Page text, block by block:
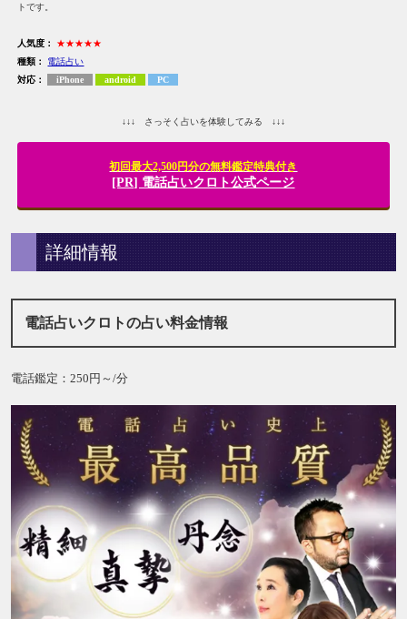
トです。
人気度：
★★★★★
種類：
電話占い
対応：
iPhone android PC
↓↓↓ さっそく占いを体験してみる ↓↓↓
初回最大2,500円分の無料鑑定特典付き
[PR] 電話占いクロト公式ページ
詳細情報
電話占いクロトの占い料金情報
電話鑑定：250円～/分